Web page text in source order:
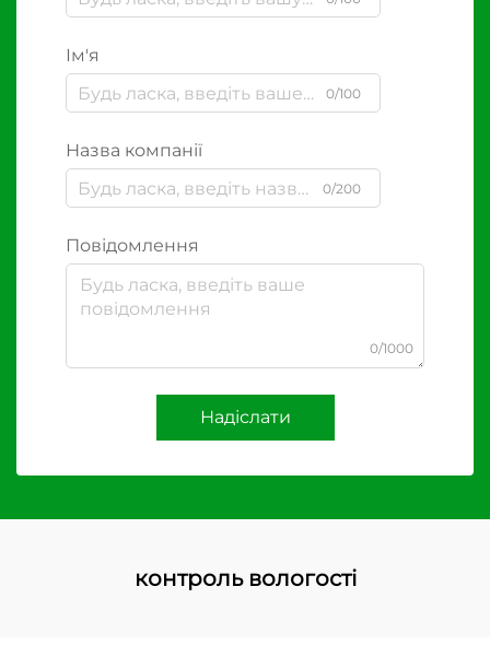
Ім'я
0/100
Назва компанії
0/200
Повідомлення
0/1000
Надіслати
контроль вологості